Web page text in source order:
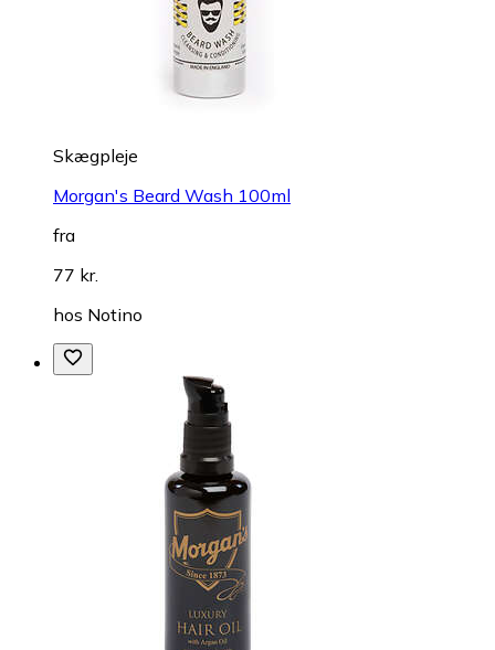
Skægpleje
Morgan's Beard Wash 100ml
fra
77 kr.
hos Notino